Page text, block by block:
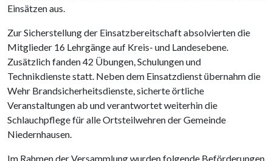
Einsätzen aus.
Zur Sicherstellung der Einsatzbereitschaft absolvierten die
Mitglieder 16 Lehrgänge auf Kreis- und Landesebene.
Zusätzlich fanden 42 Übungen, Schulungen und
Technikdienste statt. Neben dem Einsatzdienst übernahm die
Wehr Brandsicherheitsdienste, sicherte örtliche
Veranstaltungen ab und verantwortet weiterhin die
Schlauchpflege für alle Ortsteilwehren der Gemeinde
Niedernhausen.
Im Rahmen der Versammlung wurden folgende Beförderungen